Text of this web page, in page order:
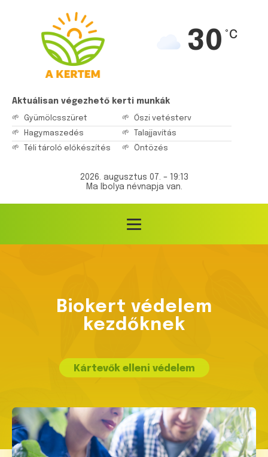
Aktuálisan végezhető kerti munkák
Gyümölcsszüret
Hagymaszedés
Téli tároló előkészítés
Őszi vetésterv
Talajjavítás
Öntözés
2026. augusztus 07. – 19:13
Ma Ibolya névnapja van.
30 °C
Biokert védelem
kezdőknek
Kártevők elleni védelem